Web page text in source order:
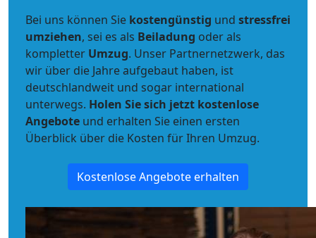
Bei uns können Sie kostengünstig und stressfrei
umziehen, sei es als Beiladung oder als
kompletter Umzug. Unser Partnernetzwerk, das
wir über die Jahre aufgebaut haben, ist
deutschlandweit und sogar international
unterwegs. Holen Sie sich jetzt kostenlose
Angebote und erhalten Sie einen ersten
Überblick über die Kosten für Ihren Umzug.
Kostenlose Angebote erhalten